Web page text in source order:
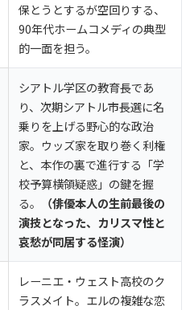
保とうとするが空回りする、
90年代ホームコメディの典型
的一面を担う。
シアトル学区の教育長であ
り、次期シアトル市長選に名
乗りを上げる野心的な政治
家。ウッズ家を取り巻く利権
と、本作の裏で進行する「学
校予算横領疑惑」の鍵を握
る。
（俳優本人の生前最後の
演技となった、カリスマ性と
哀愁が同居する怪演）
レーニエ・ウェスト高校のク
ラスメイト。エルの複雑な恋